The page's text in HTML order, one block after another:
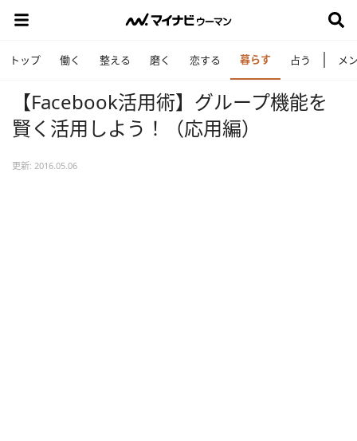
トップ 働く 整える 磨く 恋する 暮らす 占う メ
【Facebook活用術】グループ機能を
賢く活用しよう！（応用編）
更新: 2016.05.06